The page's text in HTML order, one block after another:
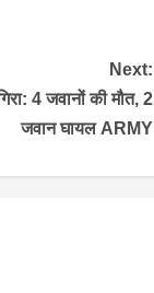
Next:
4 जवानों की मौत, 2
जवान घायल ARMY